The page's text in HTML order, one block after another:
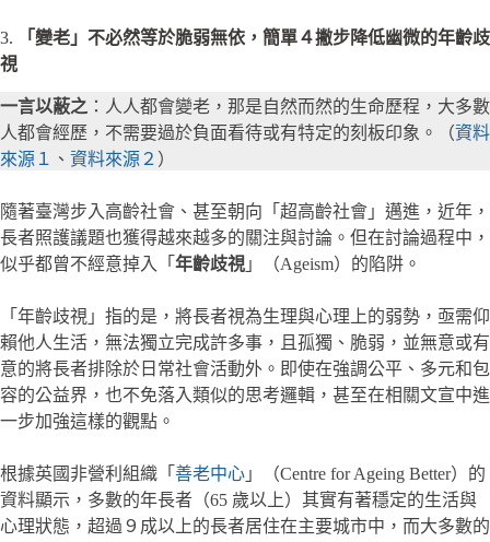
3. 「變老」不必然等於脆弱無依，簡單４撇步降低幽微的年齡歧
視
一言以蔽之 ：人人都會變老，那是自然而然的生命歷程，大多數
人都會經歷，不需要過於負面看待或有特定的刻板印象。（資料
來源１ 、 資料來源２ ）
隨著臺灣步入高齡社會、甚至朝向「超高齡社會」邁進，近年，
長者照護議題也獲得越來越多的關注與討論。但在討論過程中，
似乎都曾不經意掉入「 年齡歧視 」（Ageism）的陷阱。
「年齡歧視」指的是，將長者視為生理與心理上的弱勢，亟需仰
賴他人生活，無法獨立完成許多事，且孤獨、脆弱，並無意或有
意的將長者排除於日常社會活動外。即使在強調公平、多元和包
容的公益界，也不免落入類似的思考邏輯，甚至在相關文宣中進
一步加強這樣的觀點。
根據英國非營利組織「 善老中心 」（Centre for Ageing Better）的
資料顯示，多數的年長者（65 歲以上）其實有著穩定的生活與
心理狀態，超過９成以上的長者居住在主要城市中，而大多數的